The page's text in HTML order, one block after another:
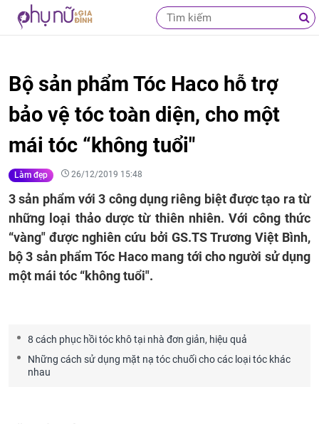
Bộ sản phẩm Tóc Haco hỗ trợ
bảo vệ tóc toàn diện, cho một
mái tóc “không tuổi"
Làm đẹp 26/12/2019 15:48
3 sản phẩm với 3 công dụng riêng biệt được tạo ra từ
những loại thảo dược từ thiên nhiên. Với công thức
“vàng" được nghiên cứu bởi GS.TS Trương Việt Bình,
bộ 3 sản phẩm Tóc Haco mang tới cho người sử dụng
một mái tóc “không tuổi".
8 cách phục hồi tóc khô tại nhà đơn giản, hiệu quả
Những cách sử dụng mặt nạ tóc chuối cho các loại tóc khác
nhau